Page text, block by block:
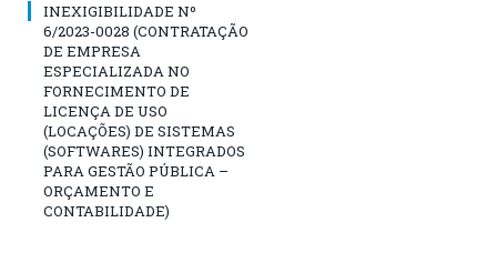
INEXIGIBILIDADE Nº
6/2023-0028 (CONTRATAÇÃO
DE EMPRESA
ESPECIALIZADA NO
FORNECIMENTO DE
LICENÇA DE USO
(LOCAÇÕES) DE SISTEMAS
(SOFTWARES) INTEGRADOS
PARA GESTÃO PÚBLICA –
ORÇAMENTO E
CONTABILIDADE)